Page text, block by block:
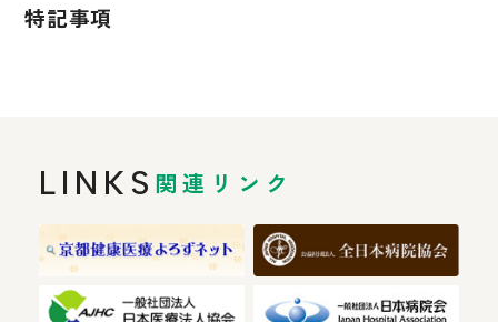
特記事項
LINKS 関連リンク